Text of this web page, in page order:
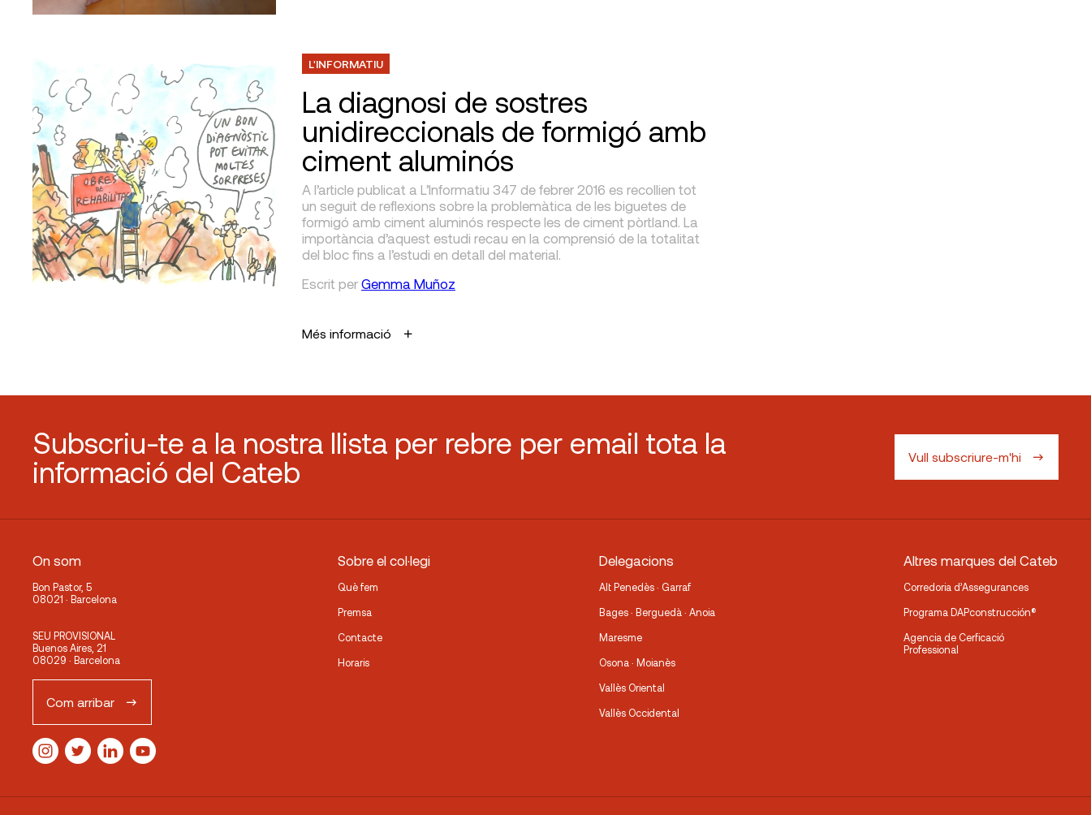
L'INFORMATIU
La diagnosi de sostres
unidireccionals de formigó amb
ciment aluminós
A l’article publicat a L’Informatiu 347 de febrer 2016 es recollien tot
un seguit de reflexions sobre la problemàtica de les biguetes de
formigó amb ciment aluminós respecte les de ciment pòrtland. La
importància d’aquest estudi recau en la comprensió de la totalitat
del bloc fins a l’estudi en detall del material.
Escrit per Gemma Muñoz
Més informació
Subscriu-te a la nostra llista per rebre per email tota la
informació del Cateb
Vull subscriure-m'hi
On som
Bon Pastor, 5
08021 · Barcelona
SEU PROVISIONAL
Buenos Aires, 21
08029 · Barcelona
Com arribar
Sobre el col·legi
Què fem
Premsa
Contacte
Horaris
Delegacions
Alt Penedès · Garraf
Bages · Berguedà · Anoia
Maresme
Osona · Moianès
Vallès Oriental
Vallès Occidental
Altres marques del Cateb
Corredoria d’Assegurances
Programa DAPconstrucción®
Agencia de Cerficació
Professional